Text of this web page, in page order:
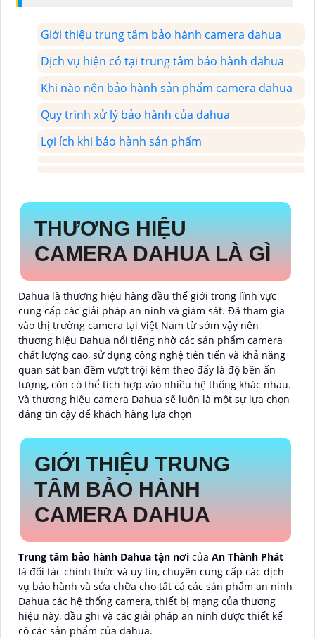
Giới thiệu trung tâm bảo hành camera dahua
Dịch vụ hiện có tại trung tâm bảo hành dahua
Khi nào nên bảo hành sản phẩm camera dahua
Quy trình xử lý bảo hành của dahua
Lợi ích khi bảo hành sản phẩm
THƯƠNG HIỆU
CAMERA DAHUA LÀ GÌ
Dahua là thương hiệu hàng đầu thế giới trong lĩnh vực
cung cấp các giải pháp an ninh và giám sát. Đã tham gia
vào thị trường camera tại Việt Nam từ sớm vậy nên
thương hiệu Dahua nổi tiếng nhờ các sản phẩm camera
chất lượng cao, sử dụng công nghệ tiên tiến và khả năng
quan sát ban đêm vượt trội kèm theo đấy là độ bền ấn
tượng, còn có thể tích hợp vào nhiều hệ thống khác nhau.
Và thương hiệu camera Dahua sẽ luôn là một sự lựa chọn
đáng tin cậy để khách hàng lựa chọn
GIỚI THIỆU TRUNG
TÂM BẢO HÀNH
CAMERA DAHUA
Trung tâm bảo hành Dahua tận nơi của An Thành Phát
là đối tác chính thức và uy tín, chuyên cung cấp các dịch
vụ bảo hành và sửa chữa cho tất cả các sản phẩm an ninh
Dahua các hệ thống camera, thiết bị mạng của thương
hiệu này, đầu ghi và các giải pháp an ninh được thiết kế
có các sản phẩm của dahua.